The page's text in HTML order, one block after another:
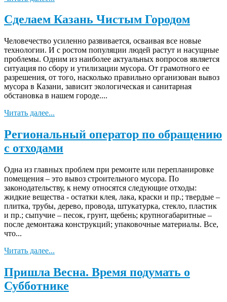
Сделаем Казань Чистым Городом
Человечество усиленно развивается, осваивая все новые
технологии. И с ростом популяции людей растут и насущные
проблемы. Одним из наиболее актуальных вопросов является
ситуация по сбору и утилизации мусора. От грамотного ее
разрешения, от того, насколько правильно организован вывоз
мусора в Казани, зависит экологическая и санитарная
обстановка в нашем городе....
Читать далее...
Региональный оператор по обращению
с отходами
Одна из главных проблем при ремонте или перепланировке
помещения – это вывоз строительного мусора. По
законодательству, к нему относятся следующие отходы:
жидкие вещества - остатки клея, лака, краски и пр.; твердые –
плитка, трубы, дерево, провода, штукатурка, стекло, пластик
и пр.; сыпучие – песок, грунт, щебень; крупногабаритные –
после демонтажа конструкций; упаковочные материалы. Все,
что...
Читать далее...
Пришла Весна. Время подумать о
Субботнике